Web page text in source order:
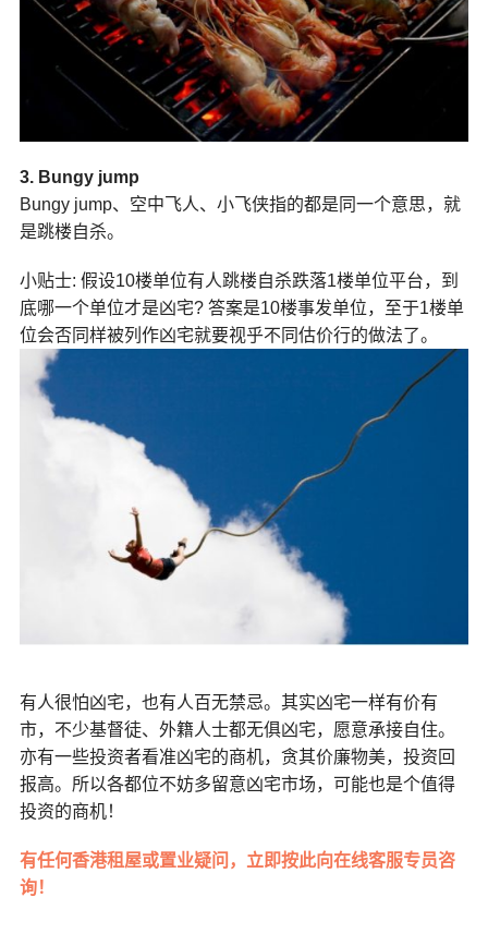
3. Bungy jump
Bungy jump、空中飞人、小飞侠指的都是同一个意思，就
是跳楼自杀。
小贴士: 假设10楼单位有人跳楼自杀跌落1楼单位平台，到
底哪一个单位才是凶宅? 答案是10楼事发单位，至于1楼单
位会否同样被列作凶宅就要视乎不同估价行的做法了。
有人很怕凶宅，也有人百无禁忌。其实凶宅一样有价有
市，不少基督徒、外籍人士都无俱凶宅，愿意承接自住。
亦有一些投资者看准凶宅的商机，贪其价廉物美，投资回
报高。所以各都位不妨多留意凶宅市场，可能也是个值得
投资的商机！
有任何香港租屋或置业疑问，立即按此向在线客服专员咨
询！